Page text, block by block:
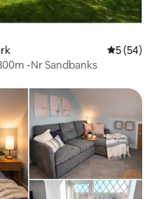
Średnia
5 (54)
-Nr Sandbanks